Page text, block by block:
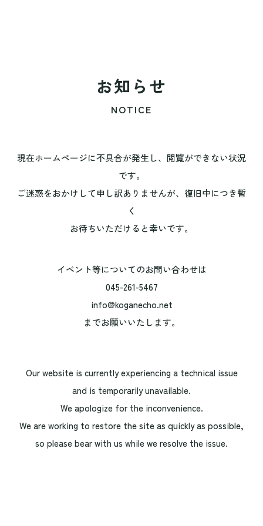
お知らせ
NOTICE
現在ホームページに不具合が発生し、閲覧ができない状況
です。
ご迷惑をおかけして申し訳ありませんが、復旧中につき暫
く
お待ちいただけると幸いです。
イベント等についてのお問い合わせは
045-261-5467
info@koganecho.net
までお願いいたします。
Our website is currently experiencing a technical issue
and is temporarily unavailable.
We apologize for the inconvenience.
We are working to restore the site as quickly as possible,
so please bear with us while we resolve the issue.